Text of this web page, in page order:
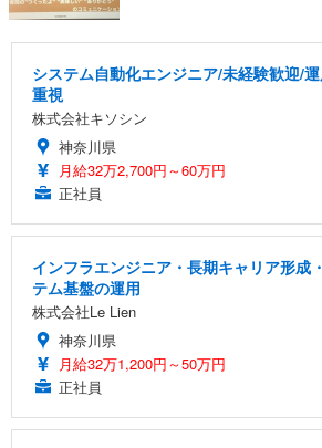
システム自動化エンジニア/未経験歓迎/
重視
株式会社キソシン
神奈川県
月給32万2,700円～60万円
正社員
インフラエンジニア・長期キャリア形成
テム基盤の運用
株式会社Le Lien
神奈川県
月給32万1,200円～50万円
正社員